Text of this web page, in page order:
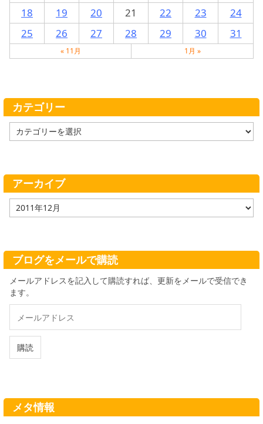
18
19 20 21 22 23
24
25
26 27 28 29 30 31
« 11月 1月 »
カテゴリー
テ
ー
アーカイブ
ア
ー
ブ
ブログをメールで購読
メールアドレスを記入して購読すれば、更新をメールで受信でき
ます。
ル
ド
購読
メタ情報